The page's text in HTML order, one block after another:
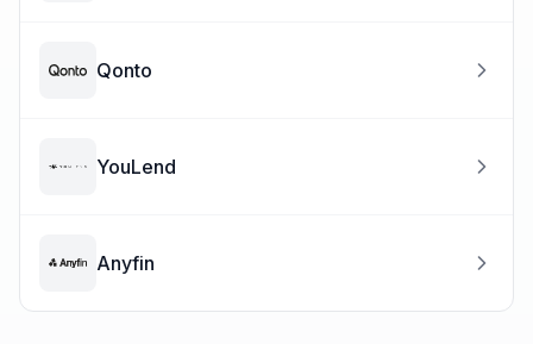
Qonto
YouLend
Anyfin